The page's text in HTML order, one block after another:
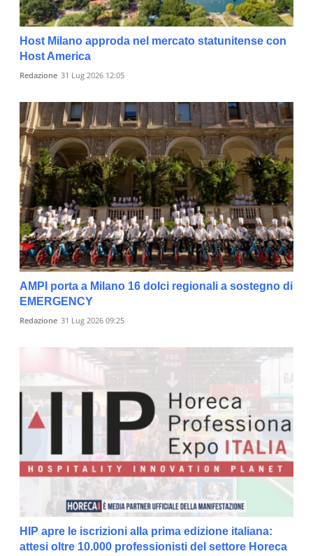
Host Milano approda nel mercato statunitense con
Host America
Redazione 31 Lug 2026 12:05
AMPI porta a Milano 16 dolci regionali a sostegno di
EMERGENCY
Redazione 31 Lug 2026 09:25
HIP apre le iscrizioni alla prima edizione italiana:
attesi oltre 10.000 professionisti del settore Horeca